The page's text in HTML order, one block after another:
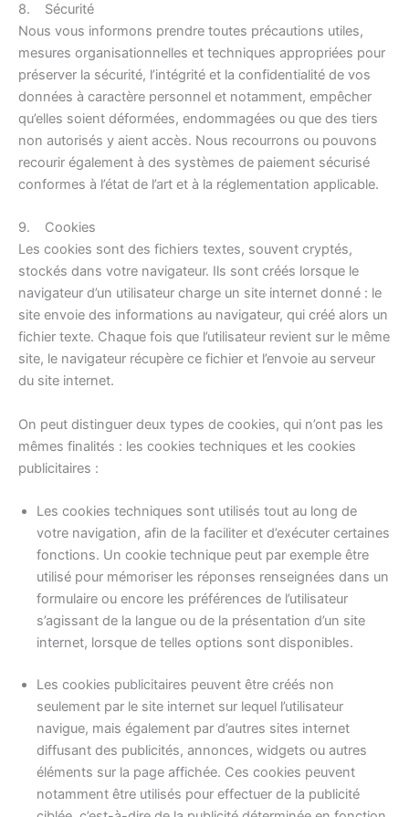
8. Sécurité
Nous vous informons prendre toutes précautions utiles,
mesures organisationnelles et techniques appropriées pour
préserver la sécurité, l’intégrité et la confidentialité de vos
données à caractère personnel et notamment, empêcher
qu’elles soient déformées, endommagées ou que des tiers
non autorisés y aient accès. Nous recourrons ou pouvons
recourir également à des systèmes de paiement sécurisé
conformes à l’état de l’art et à la réglementation applicable.
9. Cookies
Les cookies sont des fichiers textes, souvent cryptés,
stockés dans votre navigateur. Ils sont créés lorsque le
navigateur d’un utilisateur charge un site internet donné : le
site envoie des informations au navigateur, qui créé alors un
fichier texte. Chaque fois que l’utilisateur revient sur le même
site, le navigateur récupère ce fichier et l’envoie au serveur
du site internet.
On peut distinguer deux types de cookies, qui n’ont pas les
mêmes finalités : les cookies techniques et les cookies
publicitaires :
Les cookies techniques sont utilisés tout au long de
votre navigation, afin de la faciliter et d’exécuter certaines
fonctions. Un cookie technique peut par exemple être
utilisé pour mémoriser les réponses renseignées dans un
formulaire ou encore les préférences de l’utilisateur
s’agissant de la langue ou de la présentation d’un site
internet, lorsque de telles options sont disponibles.
Les cookies publicitaires peuvent être créés non
seulement par le site internet sur lequel l’utilisateur
navigue, mais également par d’autres sites internet
diffusant des publicités, annonces, widgets ou autres
éléments sur la page affichée. Ces cookies peuvent
notamment être utilisés pour effectuer de la publicité